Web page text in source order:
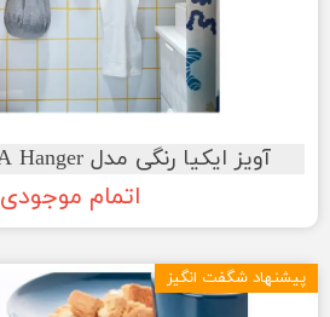
آویز ایکیا رنگی مدل LOSJON IKEA Hanger
اتمام موجودی
پیشنهاد شگفت انگیز